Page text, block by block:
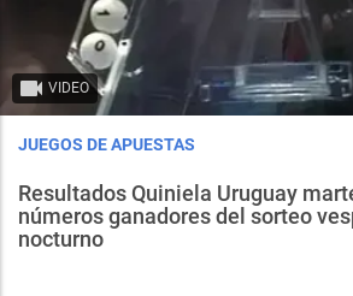
VIDEO
JUEGOS DE APUESTAS
Resultados Quiniela Uruguay
números ganadores del sorteo
nocturno